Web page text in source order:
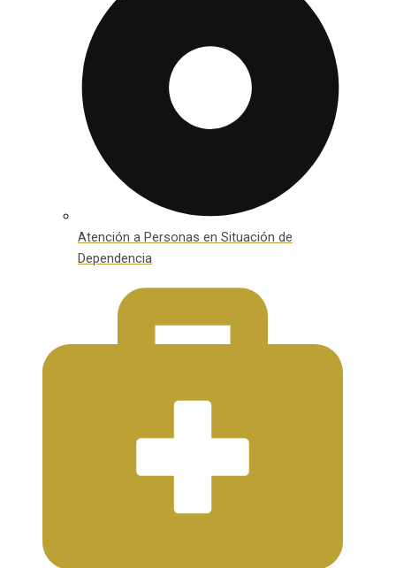
Atención a Personas en Situación de
Dependencia